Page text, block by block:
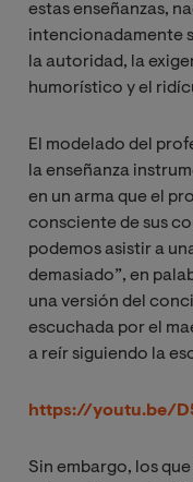
estas enseñanzas,
intencionadamente
la autoridad, la
humorístico y el
El modelado del
la enseñanza
en un arma que el
consciente de sus
podemos asistir a
demasiado”, en
una versión del
escuchada por el
a reír siguiendo la
https://youtu.be/
Sin embargo, los